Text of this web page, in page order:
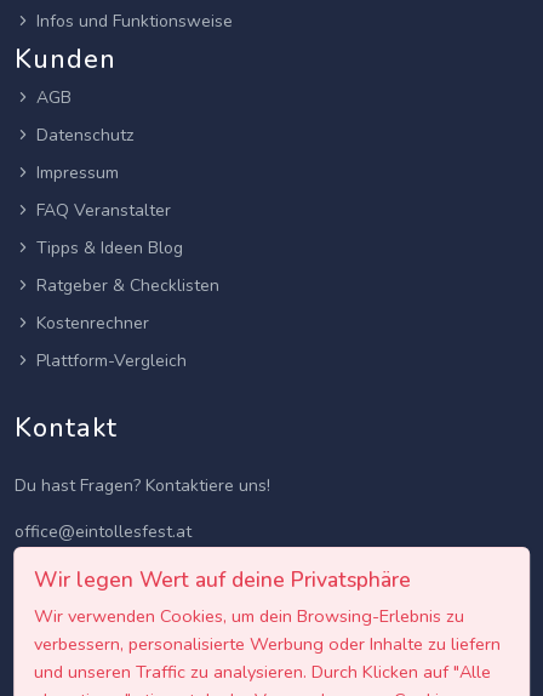
Infos und Funktionsweise
Kunden
AGB
Datenschutz
Impressum
FAQ Veranstalter
Tipps & Ideen Blog
Ratgeber & Checklisten
Kostenrechner
Plattform-Vergleich
Kontakt
Du hast Fragen? Kontaktiere uns!
office@eintollesfest.at
Wir legen Wert auf deine Privatsphäre
Wir verwenden Cookies, um dein Browsing-Erlebnis zu
verbessern, personalisierte Werbung oder Inhalte zu liefern
und unseren Traffic zu analysieren. Durch Klicken auf "Alle